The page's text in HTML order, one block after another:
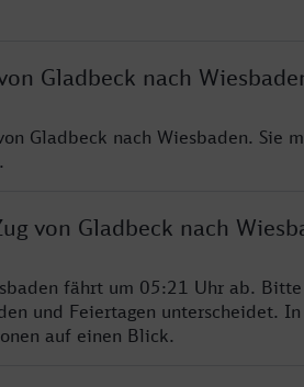
Gladbeck nach
Gladbeck nach Wiesbaden. Sie
von Gladbeck nach
fährt um 05:21 Uhr ab.
und Feiertagen unterscheidet.
auf einen Blick.